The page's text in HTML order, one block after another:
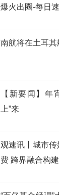
爆火出圈-每日
南航将在土耳其
【新要闻】年
上”来
观速讯丨城市
费 跨界融合构